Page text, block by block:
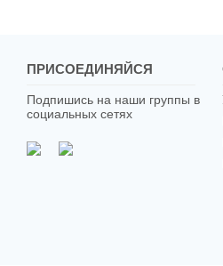
ПРИСОЕДИНЯЙСЯ
Подпишись на наши группы в
социальных сетях